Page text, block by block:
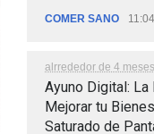
COMER SANO
alrrededor de 4 meses
Ayuno Digital:
Mejorar tu
Saturado de